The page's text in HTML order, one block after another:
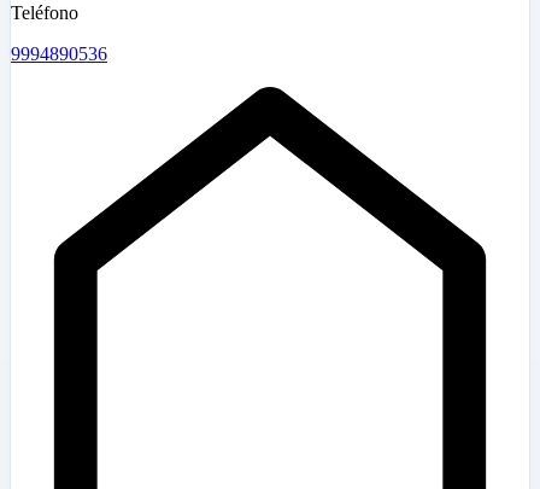
Teléfono
9994890536